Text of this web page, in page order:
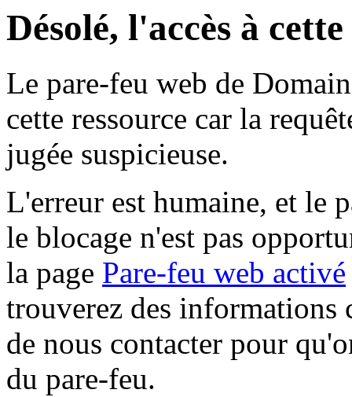
Désolé, l'accès à
Le pare-feu web de
cette ressource car la
jugée suspicieuse.
L'erreur est humaine, et le
le blocage n'est pas
la page Pare-feu web activé
trouverez des informations
de nous contacter pour
du pare-feu.